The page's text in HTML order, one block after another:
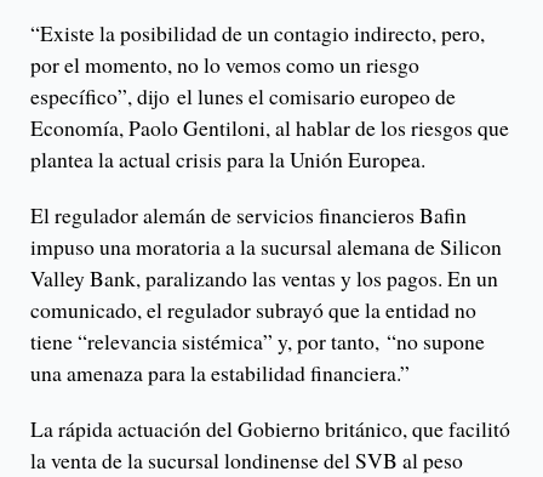
“Existe la posibilidad de un contagio indirecto, pero,
por el momento, no lo vemos como un riesgo
específico”, dijo el lunes el comisario europeo de
Economía, Paolo Gentiloni, al hablar de los riesgos que
plantea la actual crisis para la Unión Europea.
El regulador alemán de servicios financieros Bafin
impuso una moratoria a la sucursal alemana de Silicon
Valley Bank, paralizando las ventas y los pagos. En un
comunicado, el regulador subrayó que la entidad no
tiene “relevancia sistémica” y, por tanto, “no supone
una amenaza para la estabilidad financiera.”
La rápida actuación del Gobierno británico, que facilitó
la venta de la sucursal londinense del SVB al peso